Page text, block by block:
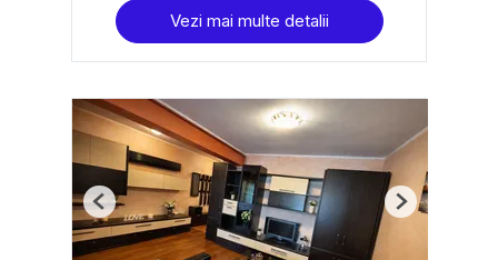
Vezi mai multe detalii
Previous Next